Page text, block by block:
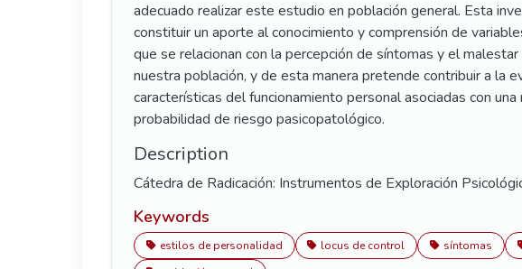
adecuado realizar este estudio en población general. Esta
constituir un aporte al conocimiento y comprensión de
que se relacionan con la percepción de síntomas y el
nuestra población, y de esta manera pretende contribuir a la
características del funcionamiento personal asociadas con una
probabilidad de riesgo pasicopatológico.
Description
Cátedra de Radicación: Instrumentos de Exploración
Keywords
estilos de personalidad locus de control síntomas